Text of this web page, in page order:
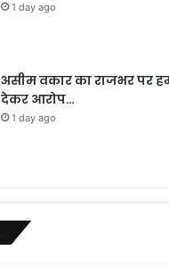
1 day ago
असीम वकार का राजभर पर
देकर आरोप…
1 day ago